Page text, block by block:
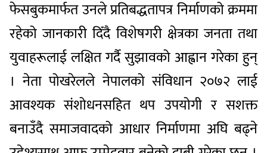
फेसबुकमार्फत उनले प्रतिबद्धतापत्र निर्माणको क्रममा
रहेको जानकारी दिँदै विशेषगरी क्षेत्रका जनता तथा
युवाहरूलाई लक्षित गर्दै सुझावको आह्वान गरेका हुन्
। नेता पोखरेलले नेपालको संविधान २०७२ लाई
आवश्यक संशोधनसहित थप उपयोगी र सशक्त
बनाउँदै समाजवादको आधार निर्माणमा अघि बढ्ने